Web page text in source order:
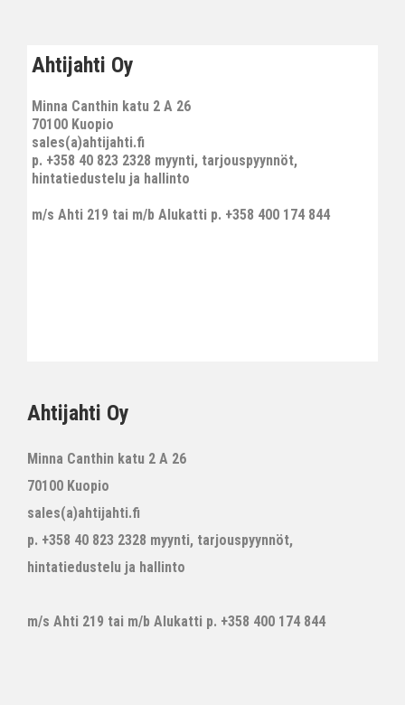
Ahtijahti Oy
Minna Canthin katu 2 A 26
70100 Kuopio
sales(a)ahtijahti.fi
p. +358 40 823 2328 myynti, tarjouspyynnöt,
hintatiedustelu ja hallinto
m/s Ahti 219 tai m/b Alukatti p. +358 400 174 844
Ahtijahti Oy
Minna Canthin katu 2 A 26
70100 Kuopio
sales(a)ahtijahti.fi
p. +358 40 823 2328 myynti, tarjouspyynnöt,
hintatiedustelu ja hallinto
m/s Ahti 219 tai m/b Alukatti p. +358 400 174 844